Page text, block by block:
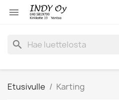

search
Etusivulle Karting